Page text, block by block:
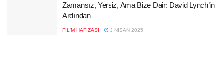
Zamansız, Yersiz, Ama Bize Dair: David Lynch’in
Ardından
FIL'M HAFIZASI 2 NISAN 2025